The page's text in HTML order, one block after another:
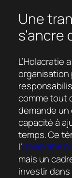
Une
s’ancre
L’Holacratie
organisation
comme tout
demande
capacité à
temps. Ce
l’Holacratie
mais un
investir dans